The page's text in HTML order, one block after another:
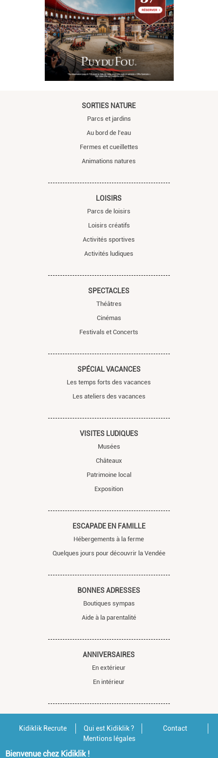
SORTIES NATURE
Parcs et jardins
Au bord de l'eau
Fermes et cueillettes
Animations natures
LOISIRS
Parcs de loisirs
Loisirs créatifs
Activités sportives
Activités ludiques
SPECTACLES
Théâtres
Cinémas
Festivals et Concerts
SPÉCIAL VACANCES
Les temps forts des vacances
Les ateliers des vacances
VISITES LUDIQUES
Musées
Châteaux
Patrimoine local
Exposition
ESCAPADE EN FAMILLE
Hébergements à la ferme
Quelques jours pour découvrir la Vendée
BONNES ADRESSES
Boutiques sympas
Aide à la parentalité
ANNIVERSAIRES
En extérieur
En intérieur
Kidiklik Recrute Qui est Kidiklik ?
Contact
Mentions légales
Bienvenue chez Kidiklik !